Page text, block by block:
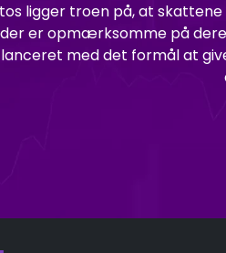
ligger troen på, at
er opmærksomme på
med det formål at